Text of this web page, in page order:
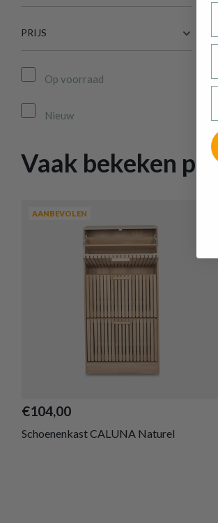
PRIJS
Op voorraad
Nieuw
Vaak bekeken
AANBEVOLEN
€104,00
Schoenenkast CALUNA Naturel